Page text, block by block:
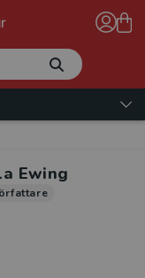
Ewing